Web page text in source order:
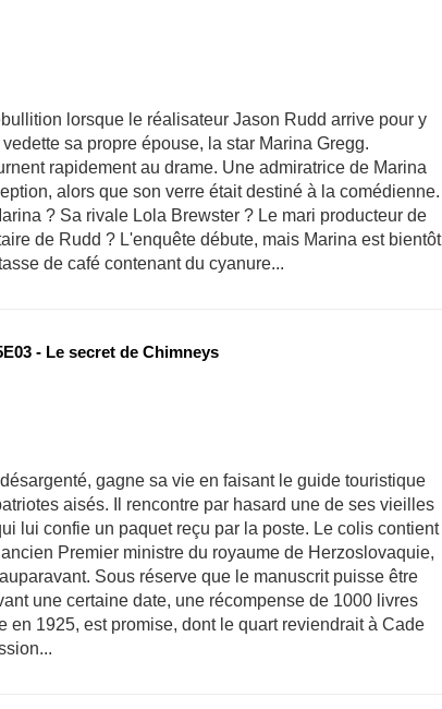
lorsque le réalisateur Jason Rudd arrive pour y
sa propre épouse, la star Marina Gregg.
rapidement au drame. Une admiratrice de Marina
alors que son verre était destiné à la comédienne.
? Sa rivale Lola Brewster ? Le mari producteur de
de Rudd ? L'enquête débute, mais Marina est bientôt
de café contenant du cyanure...
- Le secret de Chimneys
gagne sa vie en faisant le guide touristique
aisés. Il rencontre par hasard une de ses vieilles
lui confie un paquet reçu par la poste. Le colis contient
Premier ministre du royaume de Herzoslovaquie,
Sous réserve que le manuscrit puisse être
une certaine date, une récompense de 1000 livres
en 1925, est promise, dont le quart reviendrait à Cade